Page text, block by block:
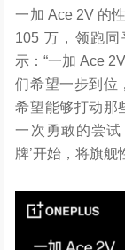
一加 Ace 2V 的
105 万，领跑
示：“一加 Ace
们希望一步到位
希望能够打动那
一次勇敢的尝试
牌’开始，将旗舰